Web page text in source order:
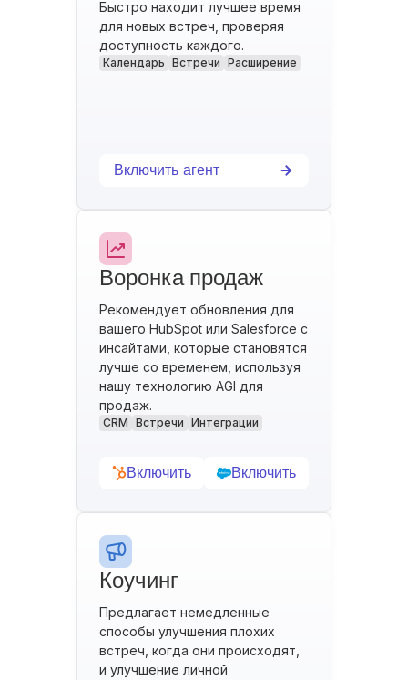
Быстро находит лучшее время
для новых встреч, проверяя
доступность каждого.
Календарь Встречи Расширение
Включить агент
Воронка продаж
Рекомендует обновления для
вашего HubSpot или Salesforce с
инсайтами, которые становятся
лучше со временем, используя
нашу технологию AGI для
продаж.
CRM Встречи Интеграции
Включить Включить
Коучинг
Предлагает немедленные
способы улучшения плохих
встреч, когда они происходят,
и улучшение личной